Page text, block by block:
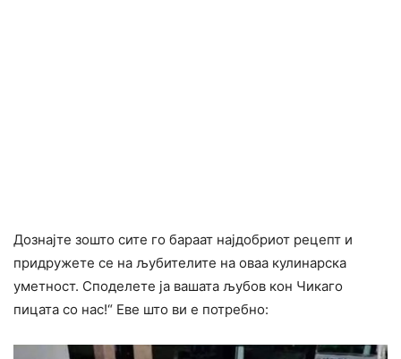
Дознајте зошто сите го бараат најдобриот рецепт и
придружете се на љубителите на оваа кулинарска
уметност. Споделете ја вашата љубов кон Чикаго
пицата со нас!“ Еве што ви е потребно: